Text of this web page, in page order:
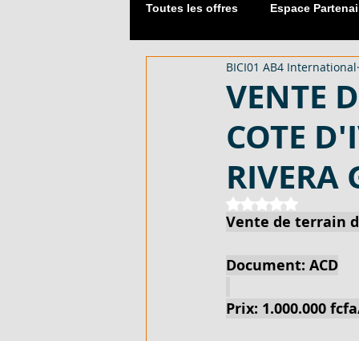
Toutes les offres Espace
Matériaux de Construction
2054 M² AVEC CPF - EN VENTE -
DUPLEX 06 PIECES AVEC ACD -
APPARTEMENT 03 PIECES - EN
VENTE
COTE
RIVERA
BICI01 AB4 International
Noté NaN étoiles
Vente de terrain
Document: ACD
Prix: 1.000.000